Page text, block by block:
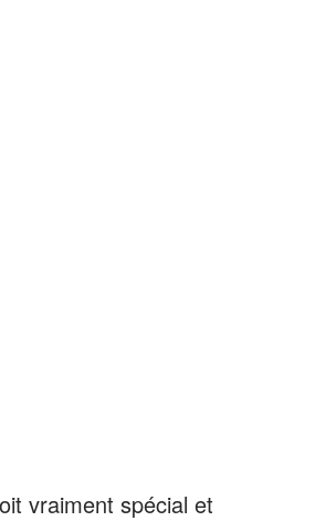
vraiment spécial et